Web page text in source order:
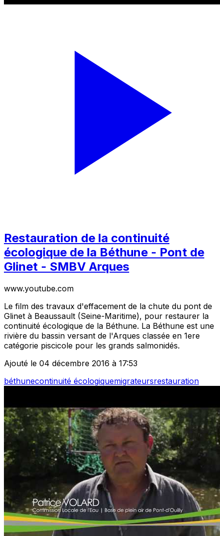
Restauration de la continuité
écologique de la Béthune - Pont de
Glinet - SMBV Arques
www.youtube.com
Le film des travaux d'effacement de la chute du pont de
Glinet à Beaussault (Seine-Maritime), pour restaurer la
continuité écologique de la Béthune. La Béthune est une
rivière du bassin versant de l'Arques classée en 1ere
catégorie piscicole pour les grands salmonidés.
Ajouté le 04 décembre 2016 à 17:53
béthunecontinuité écologiquemigrateursrestauration